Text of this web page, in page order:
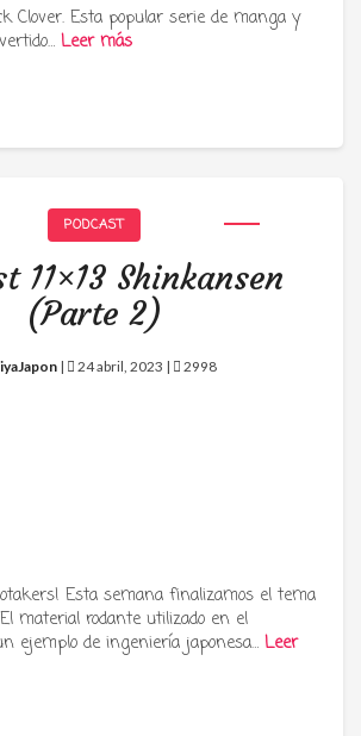
Clover. Esta popular serie de manga y
Leer más
PODCAST
11×13 Shinkansen
(Parte 2)
| 24 abril, 2023 | 2998
Esta semana finalizamos el tema
material rodante utilizado en el
ejemplo de ingeniería japonesa… Leer